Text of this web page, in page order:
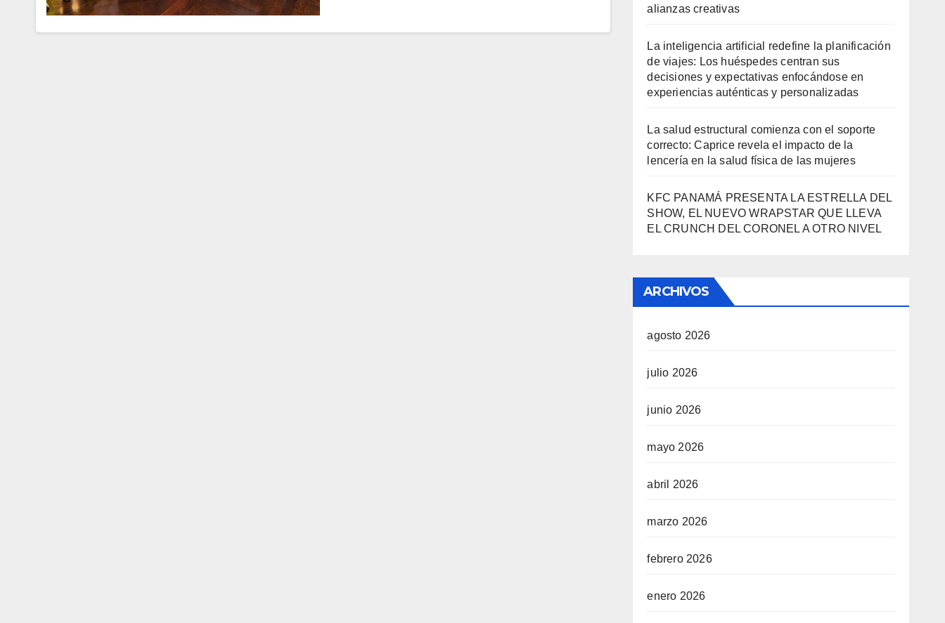
alianzas creativas
La inteligencia artificial redefine la planificación
de viajes: Los huéspedes centran sus
decisiones y expectativas enfocándose en
experiencias auténticas y personalizadas
La salud estructural comienza con el soporte
correcto: Caprice revela el impacto de la
lencería en la salud física de las mujeres
KFC PANAMÁ PRESENTA LA ESTRELLA DEL
SHOW, EL NUEVO WRAPSTAR QUE LLEVA
EL CRUNCH DEL CORONEL A OTRO NIVEL
ARCHIVOS
agosto 2026
julio 2026
junio 2026
mayo 2026
abril 2026
marzo 2026
febrero 2026
enero 2026